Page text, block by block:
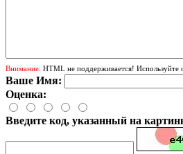
Внимание: HTML не поддерживается! Используйте
Ваше Имя:
Оценка:
Введите код, указанный на